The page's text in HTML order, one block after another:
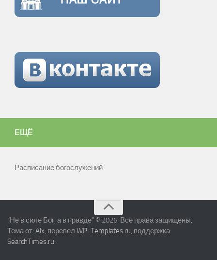
ЕЩЁ
Расписание богослужений
"Не в силе Бог, а в правде" © 2026. Все права защищены.
Тема от: Alx, перевел WP-Templates.ru, поддержка
SearchTimes.ru.